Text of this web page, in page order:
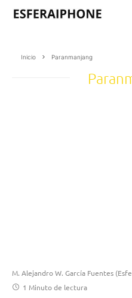
Inicio Paranmanjang
M. Alejandro W. García Fuentes
1 Minuto de lectura